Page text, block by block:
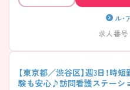
ル
求人番
【東京都／渋谷区】週3日！
験も安心♪訪問看護ステー